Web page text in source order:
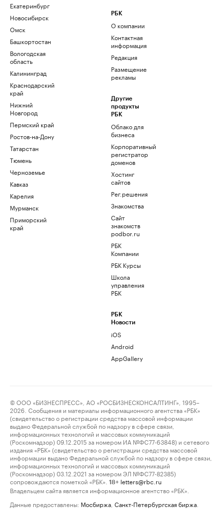
Екатеринбург
Новосибирск
Омск
Башкортостан
Вологодская
область
Калининград
Краснодарский
край
Нижний
Новгород
Пермский край
Ростов-на-Дону
Татарстан
Тюмень
Черноземье
Кавказ
Карелия
Мурманск
Приморский
край
РБК
О компании
Контактная
информация
Редакция
Размещение
рекламы
Другие
продукты
РБК
Облако для
бизнеса
Корпоративный
регистратор
доменов
Хостинг
сайтов
Рег.решения
Знакомства
Сайт
знакомств
podbor.ru
РБК
Компании
РБК Курсы
Школа
управления
РБК
РБК
Новости
iOS
Android
AppGallery
© ООО «БИЗНЕСПРЕСС», АО «РОСБИЗНЕСКОНСАЛТИНГ», 1995–
2026. Сообщения и материалы информационного агентства «РБК»
(свидетельство о регистрации средства массовой информации
выдано Федеральной службой по надзору в сфере связи,
информационных технологий и массовых коммуникаций
(Роскомнадзор) 09.12.2015 за номером ИА №ФС77-63848) и сетевого
издания «РБК» (свидетельство о регистрации средства массовой
информации выдано Федеральной службой по надзору в сфере связи,
информационных технологий и массовых коммуникаций
(Роскомнадзор) 03.12.2021 за номером ЭЛ №ФС77-82385)
сопровождаются пометкой «РБК».
18+ letters@rbc.ru
Владельцем сайта является информационное агентство «РБК».
Данные предоставлены: Мосбиржа Санкт-Петербургская биржа